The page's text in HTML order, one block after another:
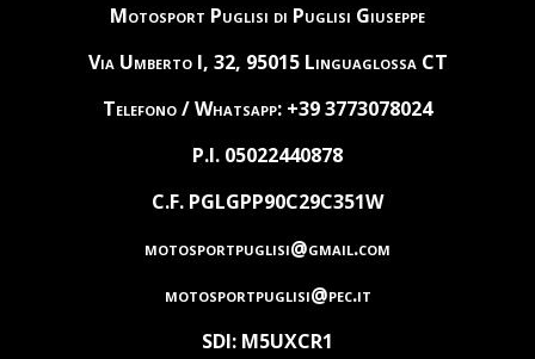
Motosport Puglisi di Puglisi Giuseppe
Via Umberto I, 32, 95015 Linguaglossa CT
Telefono / Whatsapp: +39 3773078024
P.I. 05022440878
C.F. PGLGPP90C29C351W
motosportpuglisi@gmail.com
motosportpuglisi@pec.it
SDI: M5UXCR1